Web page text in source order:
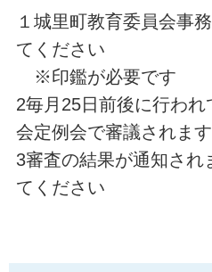
１城里町教育委員会事
てください
※印鑑が必要です
2毎月25日前後に行われ
会定例会で審議されます
3審査の結果が通知され
てください